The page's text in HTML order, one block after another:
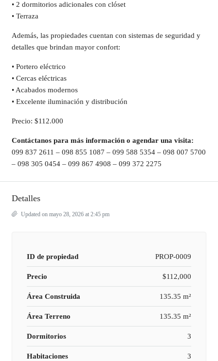
• 2 dormitorios adicionales con clóset
• Terraza
Además, las propiedades cuentan con sistemas de seguridad y
detalles que brindan mayor confort:
• Portero eléctrico
• Cercas eléctricas
• Acabados modernos
• Excelente iluminación y distribución
Precio: $112.000
Contáctanos para más información o agendar una visita:
099 837 2611 – 098 855 1087 – 099 588 5354 – 098 007 5700
– 098 305 0454 – 099 867 4908 – 099 372 2275
Detalles
Updated on mayo 28, 2026 at 2:45 pm
ID de propiedad PROP-0009
Precio $112,000
Área Construida 135.35 m²
Área Terreno 135.35 m²
Dormitorios 3
Habitaciones 3